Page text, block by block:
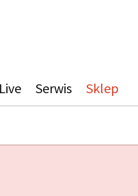
Live Serwis Sklep